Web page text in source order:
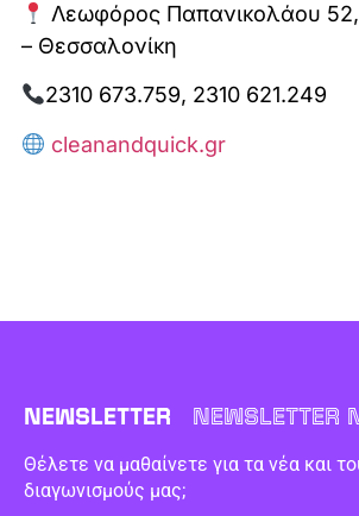
Λεωφόρος Παπανικολάου 52,
– Θεσσαλονίκη
2310 673.759, 2310 621.249
cleanandquick.gr
NEWSLETTER NEWSLETTER
Θέλετε να μαθαίνετε για τα νέα και
διαγωνισμούς μας;